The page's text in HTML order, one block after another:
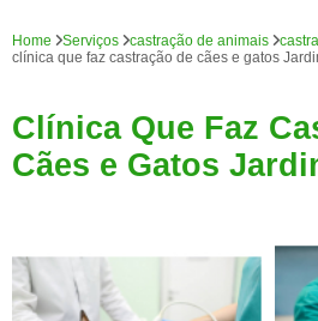
Home Serviços castração de animais
clínica que faz castração de cães e gatos
Clínica Que Faz
Cães e Gatos